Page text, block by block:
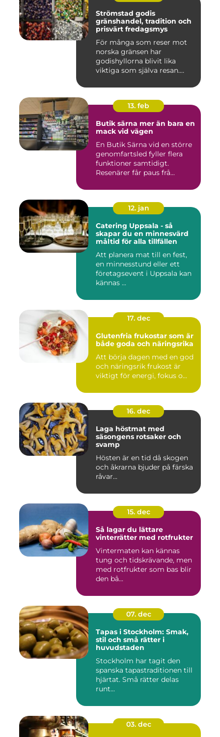
Strömstad godis
gränshandel, tradition och
prisvärt fredagsmys
För många som reser mot
norska gränsen har
godishyllorna blivit lika
viktiga som själva resan.
13. feb
Butik särna mer än bara en
mack vid vägen
En Butik Särna vid en större
genomfartsled fyller flera
funktioner samtidigt.
Resenärer får paus frå...
12. jan
Catering Uppsala - så
skapar du en minnesvärd
måltid för alla tillfällen
Att planera mat till en fest,
en minnesstund eller ett
företagsevent i Uppsala kan
kännas ...
17. dec
Glutenfria frukostar som är
både goda och näringsrika
Att börja dagen med en god
och näringsrik frukost är
viktigt för energi, fokus o...
16. dec
Laga höstmat med
säsongens rotsaker och
svamp
Hösten är en tid då skogen
och åkrarna bjuder på färska
råvar...
15. dec
Så lagar du lättare
vinterrätter med rotfrukter
Vintermaten kan kännas
tung och tidskrävande, men
med rotfrukter som bas blir
den bå...
07. dec
Tapas i Stockholm: Smak,
stil och små rätter i
huvudstaden
Stockholm har tagit den
spanska tapastraditionen till
hjärtat. Små rätter delas
runt...
03. dec